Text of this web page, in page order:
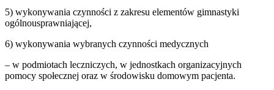
5) wykonywania czynności z zakresu elementów gimnastyki
ogólnousprawniającej,
6) wykonywania wybranych czynności medycznych
– w podmiotach leczniczych, w jednostkach organizacyjnych
pomocy społecznej oraz w środowisku domowym pacjenta.